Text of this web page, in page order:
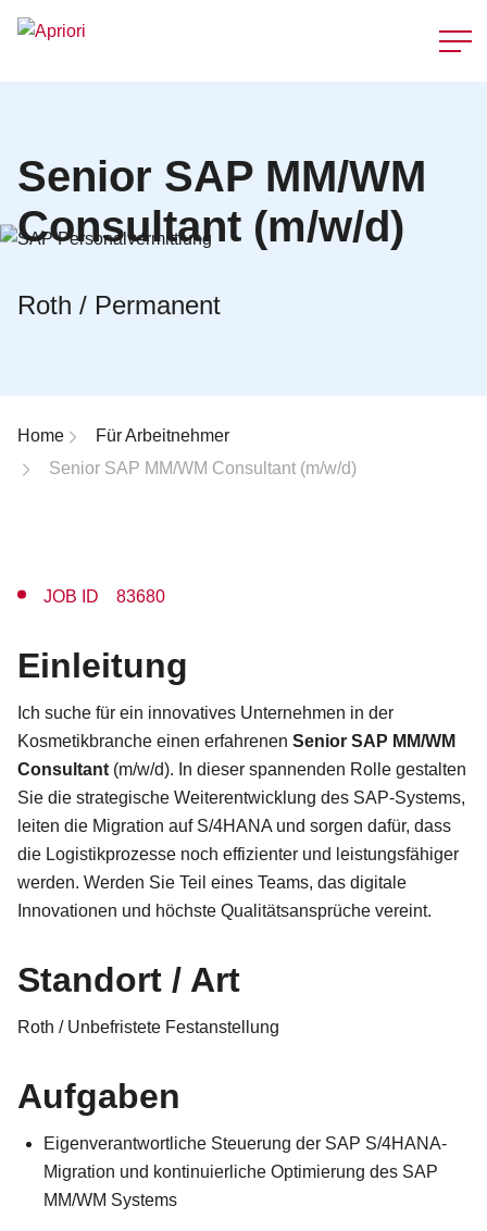
Senior SAP MM/WM
Consultant (m/w/d)
Roth / Permanent
Breadcrumb-Navigation
Home
Für Arbeitnehmer
Senior SAP MM/WM Consultant (m/w/d)
JOB ID 83680
Einleitung
Ich suche für ein innovatives Unternehmen in der
Kosmetikbranche einen erfahrenen Senior SAP MM/WM
Consultant (m/w/d). In dieser spannenden Rolle gestalten
Sie die strategische Weiterentwicklung des SAP-Systems,
leiten die Migration auf S/4HANA und sorgen dafür, dass
die Logistikprozesse noch effizienter und leistungsfähiger
werden. Werden Sie Teil eines Teams, das digitale
Innovationen und höchste Qualitätsansprüche vereint.
Standort / Art
Roth / Unbefristete Festanstellung
Aufgaben
Eigenverantwortliche Steuerung der SAP S/4HANA-
Migration und kontinuierliche Optimierung des SAP
MM/WM Systems